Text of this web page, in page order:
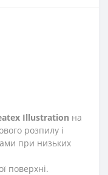
Illustration на
розпилу і
при низьких
поверхні.